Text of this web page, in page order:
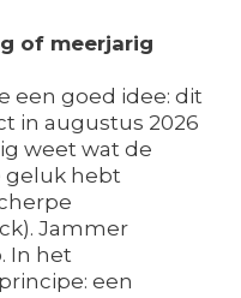
of meerjarig
een goed idee: dit
in augustus 2026
weet wat de
geluk hebt
Jammer
In het
een